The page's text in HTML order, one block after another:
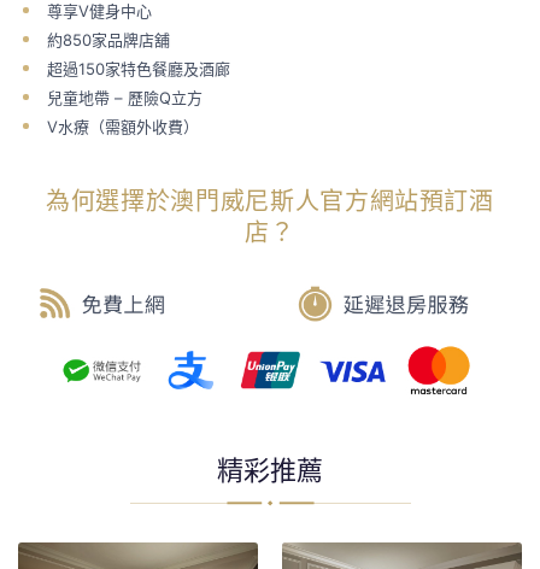
尊享V健身中心
約850家品牌店舖
超過150家特色餐廳及酒廊
兒童地帶 – 歷險Q立方
V水療（需額外收費）
為何選擇於澳門威尼斯人官方網站預訂酒
店？
精彩推薦